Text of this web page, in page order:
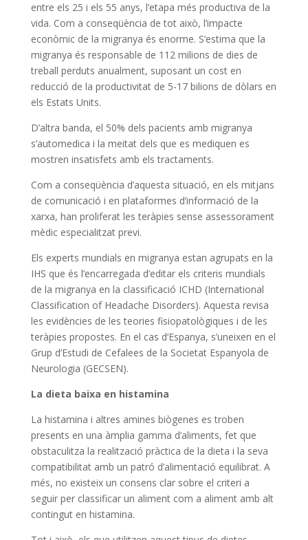
entre els 25 i els 55 anys, l’etapa més productiva de la
vida. Com a conseqüència de tot això, l’impacte
econòmic de la migranya és enorme. S’estima que la
migranya és responsable de 112 milions de dies de
treball perduts anualment, suposant un cost en
reducció de la productivitat de 5-17 bilions de dòlars en
els Estats Units.
D’altra banda, el 50% dels pacients amb migranya
s’automedica i la meitat dels que es mediquen es
mostren insatisfets amb els tractaments.
Com a conseqüència d’aquesta situació, en els mitjans
de comunicació i en plataformes d’informació de la
xarxa, han proliferat les teràpies sense assessorament
mèdic especialitzat previ.
Els experts mundials en migranya estan agrupats en la
IHS que és l’encarregada d’editar els criteris mundials
de la migranya en la classificació ICHD (International
Classification of Headache Disorders). Aquesta revisa
les evidències de les teories fisiopatològiques i de les
teràpies propostes. En el cas d’Espanya, s’uneixen en el
Grup d’Estudi de Cefalees de la Societat Espanyola de
Neurologia (GECSEN).
La dieta baixa en histamina
La histamina i altres amines biògenes es troben
presents en una àmplia gamma d’aliments, fet que
obstaculitza la realització pràctica de la dieta i la seva
compatibilitat amb un patró d’alimentació equilibrat. A
més, no existeix un consens clar sobre el criteri a
seguir per classificar un aliment com a aliment amb alt
contingut en histamina.